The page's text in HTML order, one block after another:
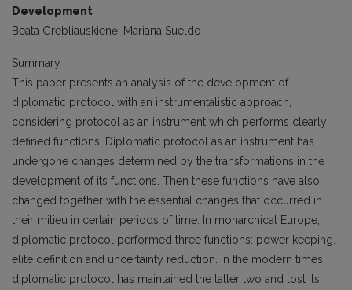
Development
Beata Grebliauskienė, Mariana Sueldo
Summary
This paper presents an analysis of the development of
diplomatic protocol with an instrumentalistic approach,
considering protocol as an instrument which performs clearly
defined functions. Diplomatic protocol as an instrument has
undergone changes determined by the transformations in the
development of its functions. Then these functions have also
changed together with the essential changes that occurred in
their milieu in certain periods of time. In monarchical Europe,
diplomatic protocol performed three functions: power keeping,
elite definition and uncertainty reduction. In the modern times,
diplomatic protocol has maintained the latter two and lost its